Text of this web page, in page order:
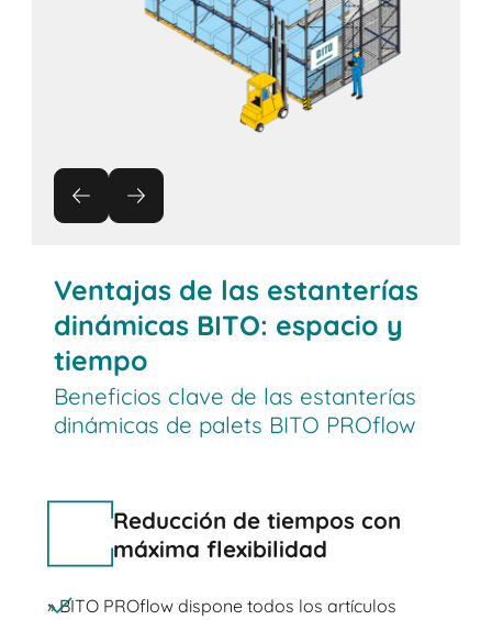
Ventajas de las estanterías
dinámicas BITO: espacio y
tiempo
Beneficios clave de las estanterías
dinámicas de palets BITO PROflow
Reducción de tiempos con
máxima flexibilidad
» BITO PROflow dispone todos los artículos